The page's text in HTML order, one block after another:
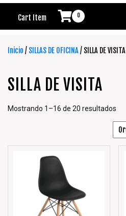
Cart Item 0
Inicio / SILLAS DE OFICINA/ SILLA DE VISITA
SILLA DE VISITA
Mostrando 1–16 de 20 resultados